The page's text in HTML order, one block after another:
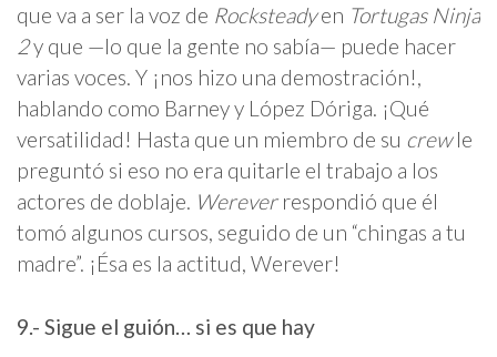
que va a ser la voz de Rocksteadyen Tortugas Ninja
2y que —lo que la gente no sabía— puede hacer
varias voces. Y ¡nos hizo una demostración!,
hablando como Barney y López Dóriga. ¡Qué
versatilidad! Hasta que un miembro de su crewle
preguntó si eso no era quitarle el trabajo a los
actores de doblaje. Wereverrespondió que él
tomó algunos cursos, seguido de un “chingas a tu
madre”. ¡Ésa es la actitud, Werever!
9.- Sigue el guión… si es que hay